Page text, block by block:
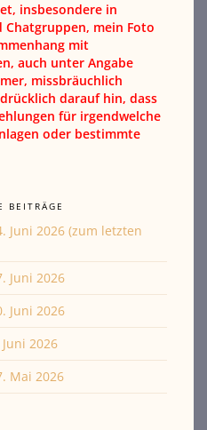
insbesondere in
mein Foto
mit
auch unter Angabe
missbräuchlich
darauf hin, dass
für irgendwelche
oder bestimmte
BEITRÄGE
Juni 2026 (zum letzten
Juni 2026
Juni 2026
2026
Mai 2026